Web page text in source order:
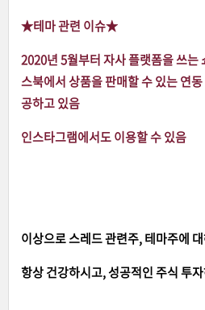
★테마 관련 이슈★
2020년 5월부터 자사 플랫폼을 쓰는
스북에서 상품을 판매할 수 있는 연
공하고 있음
인스타그램에서도 이용할 수 있음
이상으로 스레드 관련주, 테마주에
항상 건강하시고, 성공적인 주식 투